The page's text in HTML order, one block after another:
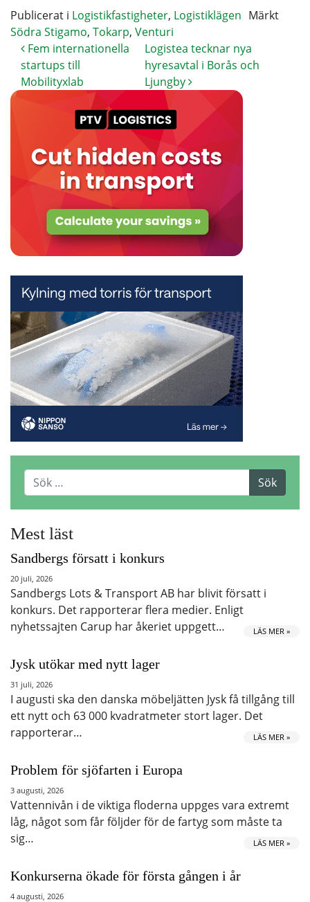
Publicerat i Logistikfastigheter, Logistiklägen Märkt
Södra Stigamo, Tokarp, Venturi
Fem internationella
startups till
Mobilityxlab
Logistea tecknar nya
hyresavtal i Borås och
Ljungby
Mest läst
Sandbergs försatt i konkurs
20 juli, 2026
Sandbergs Lots & Transport AB har blivit försatt i
konkurs. Det rapporterar flera medier. Enligt
nyhetssajten Carup har åkeriet uppgett…
LÄS MER »
Jysk utökar med nytt lager
31 juli, 2026
I augusti ska den danska möbeljätten Jysk få tillgång till
ett nytt och 63 000 kvadratmeter stort lager. Det
rapporterar…
LÄS MER »
Problem för sjöfarten i Europa
3 augusti, 2026
Vattennivån i de viktiga floderna uppges vara extremt
låg, något som får följder för de fartyg som måste ta
sig…
LÄS MER »
Konkurserna ökade för första gången i år
4 augusti, 2026